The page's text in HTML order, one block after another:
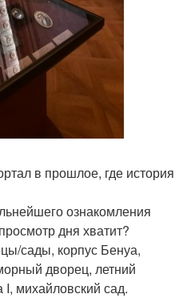
в прошлое, где история
ознакомления
дня хватит?
сады, корпус Бенуа,
дворец, летний
михайловский сад.